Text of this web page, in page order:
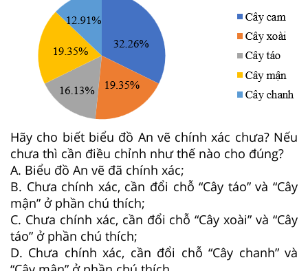
Hãy cho biết biểu đồ An vẽ chính xác chưa? Nếu
chưa thì cần điều chỉnh như thế nào cho đúng?
A. Biểu đồ An vẽ đã chính xác;
B. Chưa chính xác, cần đổi chỗ “Cây táo” và “Cây
mận” ở phần chú thích;
C. Chưa chính xác, cần đổi chỗ “Cây xoài” và “Cây
táo” ở phần chú thích;
D. Chưa chính xác, cần đổi chỗ “Cây chanh” và